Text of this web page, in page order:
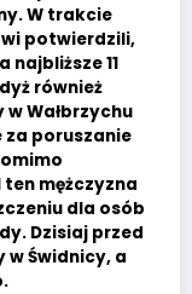
W trakcie
potwierdzili,
11
również
w Wałbrzychu
za poruszanie
mężczyzna
dla osób
Dzisiaj przed
w Świdnicy, a